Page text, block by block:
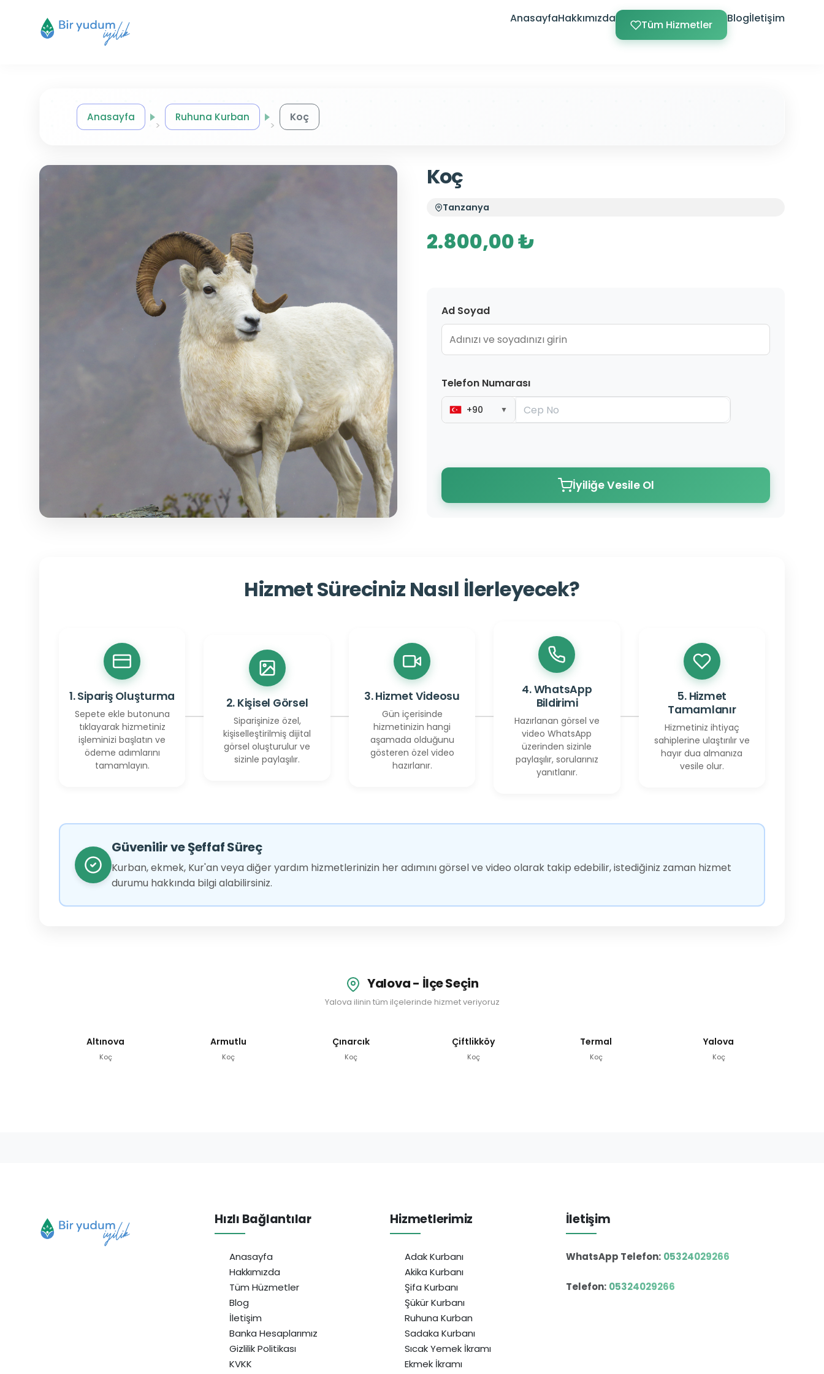
AnasayfaHakkımızda Tüm Hizmetler Blogİletişim
Anasayfa Ruhuna Kurban Koç
Koç
Tanzanya
2.800,00 ₺
Ad Soyad
Telefon Numarası
+90 ▼
İyiliğe Vesile Ol
Hizmet Süreciniz Nasıl İlerleyecek?
1. Sipariş Oluşturma
Sepete ekle butonuna
tıklayarak hizmetiniz
işleminizi başlatın ve
ödeme adımlarını
tamamlayın.
2. Kişisel Görsel
Siparişinize özel,
kişiselleştirilmiş dijital
görsel oluşturulur ve
sizinle paylaşılır.
3. Hizmet Videosu
Gün içerisinde
hizmetinizin hangi
aşamada olduğunu
gösteren özel video
hazırlanır.
4. WhatsApp
Bildirimi
Hazırlanan görsel ve
video WhatsApp
üzerinden sizinle
paylaşılır, sorularınız
yanıtlanır.
5. Hizmet
Tamamlanır
Hizmetiniz ihtiyaç
sahiplerine ulaştırılır ve
hayır dua almanıza
vesile olur.
Güvenilir ve Şeffaf Süreç
Kurban, ekmek, Kur'an veya diğer yardım hizmetlerinizin her adımını görsel ve video olarak takip edebilir, istediğiniz zaman hizmet
durumu hakkında bilgi alabilirsiniz.
Yalova - İlçe Seçin
Yalova ilinin tüm ilçelerinde hizmet veriyoruz
Altınova
Koç
Armutlu
Koç
Çınarcık
Koç
Çiftlikköy
Koç
Termal
Koç
Yalova
Koç
Hızlı Bağlantılar
Anasayfa
Hakkımızda
Tüm Hüzmetler
Blog
İletişim
Banka Hesaplarımız
Gizlilik Politikası
KVKK
Hizmetlerimiz
Adak Kurbanı
Akika Kurbanı
Şifa Kurbanı
Şükür Kurbanı
Ruhuna Kurban
Sadaka Kurbanı
Sıcak Yemek İkramı
Ekmek İkramı
İletişim
WhatsApp Telefon: 05324029266
Telefon: 05324029266